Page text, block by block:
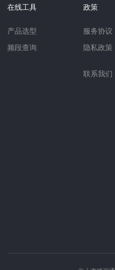
在线工具
产品选型
频段查询
政策
服务协议
隐私政策
联系我们